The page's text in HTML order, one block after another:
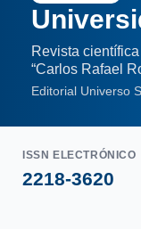
Revista
“Carlos Rafael
Editorial Universo
ISSN ELECTRÓNICO
2218-3620